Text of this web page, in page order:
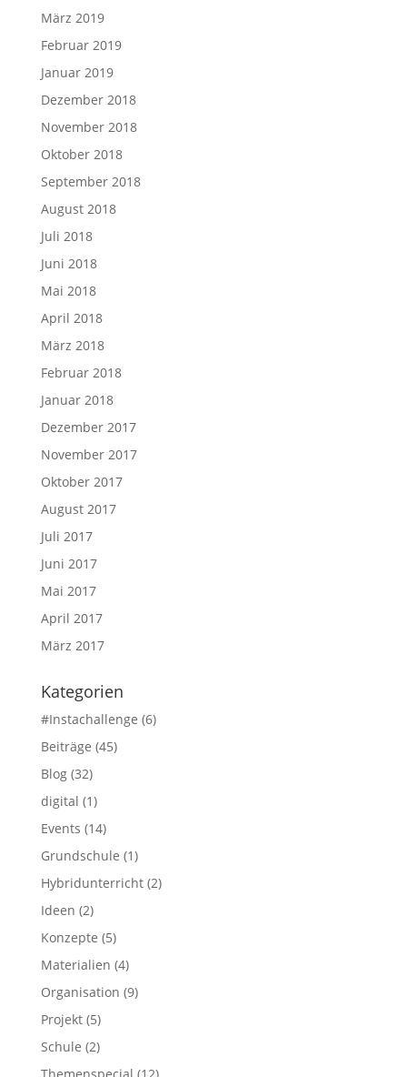
März 2019
Februar 2019
Januar 2019
Dezember 2018
November 2018
Oktober 2018
September 2018
August 2018
Juli 2018
Juni 2018
Mai 2018
April 2018
März 2018
Februar 2018
Januar 2018
Dezember 2017
November 2017
Oktober 2017
August 2017
Juli 2017
Juni 2017
Mai 2017
April 2017
März 2017
Kategorien
#Instachallenge (6)
Beiträge (45)
Blog(32)
digital (1)
Events (14)
Grundschule (1)
Hybridunterricht(2)
Ideen (2)
Konzepte (5)
Materialien (4)
Organisation (9)
Projekt(5)
Schule (2)